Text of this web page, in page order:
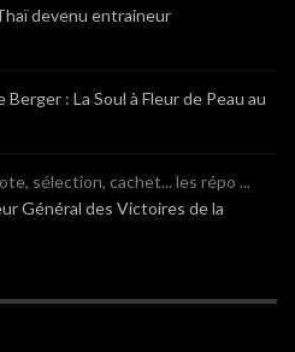
devenu entraineur
Berger : La Soul à Fleur de Peau au
sélection, cachet... les répo ...
Général des Victoires de la